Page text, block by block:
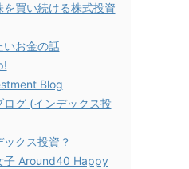
買い続ける株式投資
いお金の話
Blog
グ (インデックス投
クス投資？
子 Around40 Happy